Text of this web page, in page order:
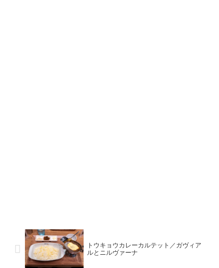
トウキョウカレーカルテット／ガヴィア
ルとニルヴァーナ